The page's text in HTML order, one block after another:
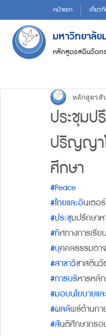
หน้าแรก เกี่ยว
มหาวิทยาลั
หลักสูตรสตินวัตก
ประชุมป
ปริญญา
ศึกษา
หลักสูตรสั
#Peace
#ไทยและอินเตอร์
#ประชมปรึกษา
#ทศทางการเรี
#บคคลธรรม
#สาขาวชาสติน
#การบรหารหลั
#มอบนโยบายแล
#ผลลพธ์ด้านก
#สนติศึกษากร